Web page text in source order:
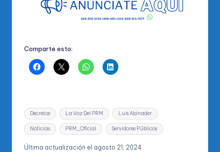
Comparte esto:
Etiquetas:
Decretos La Voz Del PRM Luis Abinader
Noticias PRM_Oficial Servidores Públicos
Última actualización el agosto 21, 2024